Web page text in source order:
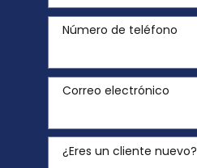
Número de teléfono
Correo electrónico
¿Eres un cliente nuevo?